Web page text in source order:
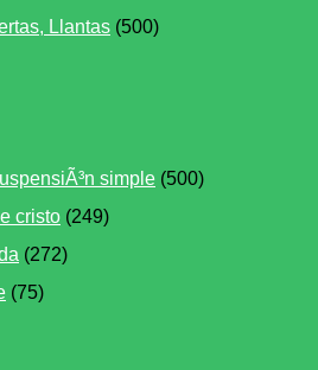
Llantas (500)
simple (500)
cristo (249)
(272)
(75)